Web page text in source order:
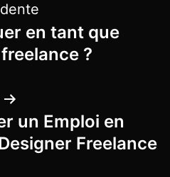
en tant que
?
un Emploi en
Freelance